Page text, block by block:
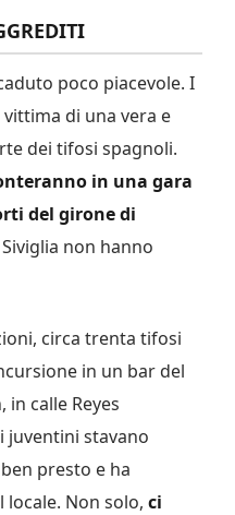
poco piacevole. I
di una vera e
dei tifosi spagnoli.
in una gara
del girone di
non hanno
circa trenta tifosi
in un bar del
in calle Reyes
juventini stavano
presto e ha
Non solo, ci